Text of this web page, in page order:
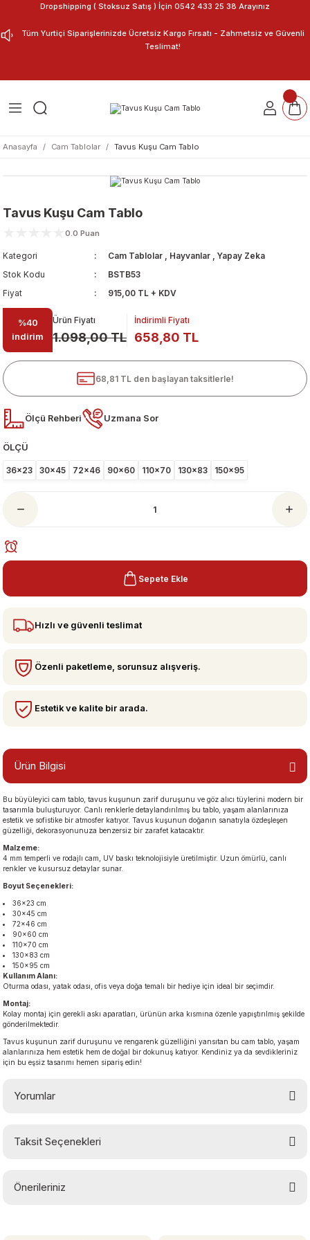
Dropshipping ( Stoksuz Satış ) İçin 0542 433 25 38 Arayınız
Tüm Yurtiçi Siparişlerinizde Ücretsiz Kargo Fırsatı - Zahmetsiz ve Güvenli
Teslimat!
Manzaraları
Anasayfa Cam Tablolar Tavus Kuşu Cam Tablo
Tavus Kuşu Cam Tablo
0.0 Puan
Kategori Cam Tablolar , Hayvanlar , Yapay Zeka
Stok Kodu
BSTB53
Fiyat
915,00 TL + KDV
%40
indirim
Ürün Fiyatı
1.098,00 TL
İndirimli Fiyatı
658,80 TL
68,81 TL den başlayan taksitlerle!
Ölçü Rehberi Uzmana Sor
ÖLÇÜ
36x23 30x45 72x46 90x60 110x70 130x83 150x95
Sepete Ekle
Hızlı ve güvenli teslimat
Özenli paketleme, sorunsuz alışveriş.
Estetik ve kalite bir arada.
Ürün Bilgisi
Bu büyüleyici cam tablo, tavus kuşunun zarif duruşunu ve göz alıcı tüylerini modern bir
tasarımla buluşturuyor. Canlı renklerle detaylandırılmış bu tablo, yaşam alanlarınıza
estetik ve sofistike bir atmosfer katıyor. Tavus kuşunun doğanın sanatıyla özdeşleşen
güzelliği, dekorasyonunuza benzersiz bir zarafet katacaktır.
Malzeme:
4 mm temperli ve rodajlı cam, UV baskı teknolojisiyle üretilmiştir. Uzun ömürlü, canlı
renkler ve kusursuz detaylar sunar.
Boyut Seçenekleri:
36×23 cm
30×45 cm
72×46 cm
90×60 cm
110×70 cm
130×83 cm
150×95 cm
Kullanım Alanı:
Oturma odası, yatak odası, ofis veya doğa temalı bir hediye için ideal bir seçimdir.
Montaj:
Kolay montaj için gerekli askı aparatları, ürünün arka kısmına özenle yapıştırılmış şekilde
gönderilmektedir.
Tavus kuşunun zarif duruşunu ve rengarenk güzelliğini yansıtan bu cam tablo, yaşam
alanlarınıza hem estetik hem de doğal bir dokunuş katıyor. Kendiniz ya da sevdikleriniz
için bu eşsiz tasarımı hemen sipariş edin!
Yorumlar
Taksit Seçenekleri
Önerileriniz